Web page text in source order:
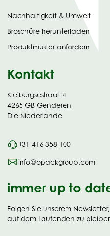
Nachhaltigkeit & Umwelt
Broschüre herunterladen
in
new
Produktmuster anfordern
Kontakt
Kleibergsestraat 4
4265 GB Genderen
Die Niederlande
+31 416 358 100
info@opackgroup.com
immer up to
Folgen Sie unserem
auf dem Laufenden zu